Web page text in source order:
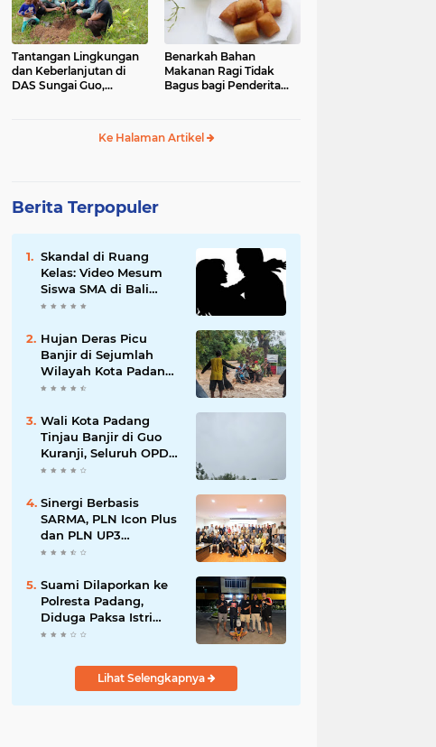
Tantangan Lingkungan
dan Keberlanjutan di
DAS Sungai Guo,
Benarkah Bahan
Makanan Ragi Tidak
Bagus bagi Penderita
Ke Halaman Artikel
Berita Terpopuler
Skandal di Ruang
Kelas: Video Mesum
Siswa SMA di Bali
Viral, Hukuman dan
Mengikuti
Hujan Deras Picu
Banjir di Sejumlah
Wilayah Kota Padang,
Warga Dievakuasi dan
Banjir Susulan
Wali Kota Padang
Tinjau Banjir di Guo
Kuranji, Seluruh OPD
Disiagakan dan
Dipercepat
Sinergi Berbasis
SARMA, PLN Icon Plus
dan PLN UP3
Tanjungpinang
Strategis
Suami Dilaporkan ke
Polresta Padang,
Diduga Paksa Istri
Layani Pria Lain
Lihat Selengkapnya